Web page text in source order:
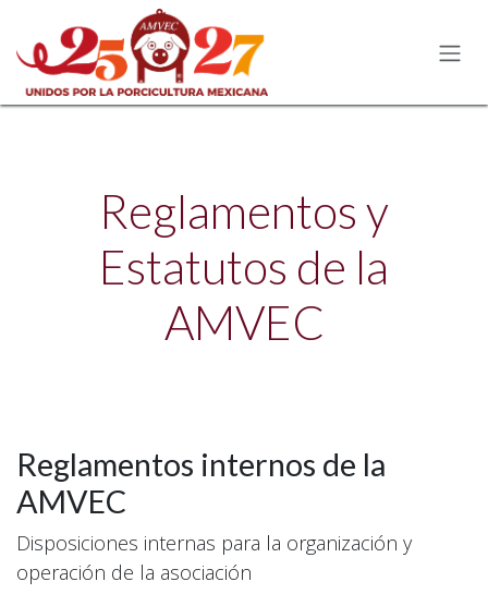
Ir al contenido
Reglamentos y
Estatutos de la
AMVEC
Reglamentos internos de la
AMVEC
Disposiciones internas para la organización y
operación de la asociación